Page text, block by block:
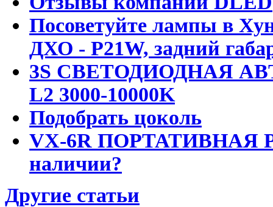
Посоветуйте лампы в
ДХО - P21W, задний
3S СВЕТОДИОДНАЯ
L2 3000-10000K
Подобрать цоколь
VX-6R ПОРТАТИВНАЯ
наличии?
Другие статьи